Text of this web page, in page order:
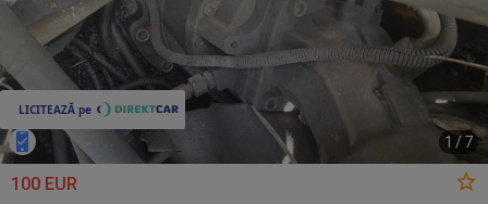
1 /7
100 EUR